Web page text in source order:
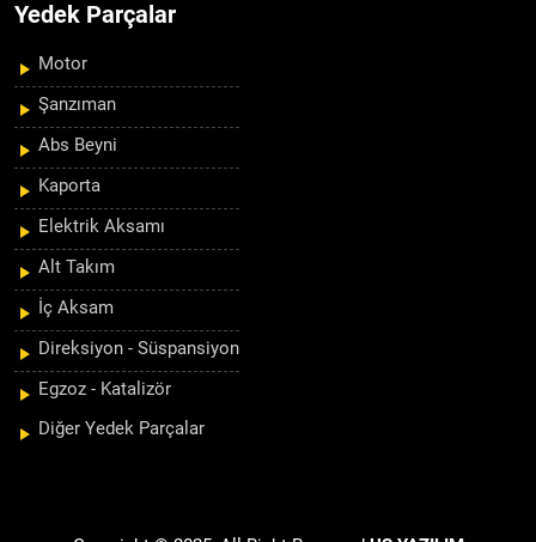
Yedek Parçalar
Motor
Şanzıman
Abs Beyni
Kaporta
Elektrik Aksamı
Alt Takım
İç Aksam
Direksiyon - Süspansiyon
Egzoz - Katalizör
Diğer Yedek Parçalar